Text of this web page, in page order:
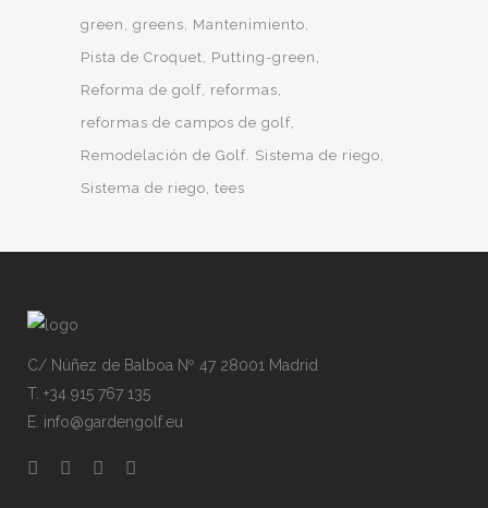
green
greens
Mantenimiento
Pista de Croquet
Putting-green
Reforma de golf reformas
reformas de campos de golf
Remodelación de Golf. Sistema de riego
Sistema de riego tees
C/ Núñez de Balboa Nº 47 28001 Madrid
T. +34 915 767 135
E. info@gardengolf.eu